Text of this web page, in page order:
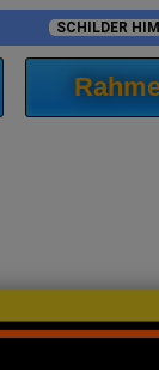
SCHILDER